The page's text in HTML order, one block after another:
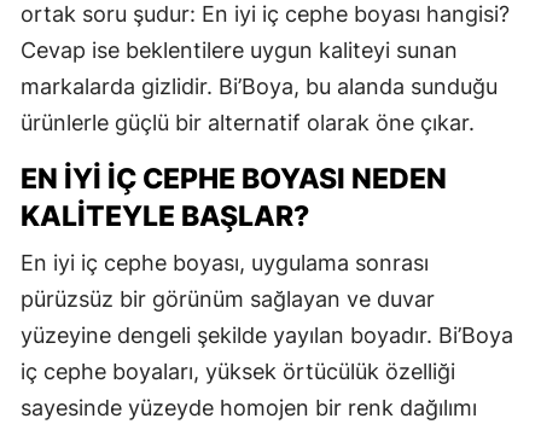
ortak soru şudur: En iyi iç cephe boyası hangisi?
Cevap ise beklentilere uygun kaliteyi sunan
markalarda gizlidir. Bi’Boya, bu alanda sunduğu
ürünlerle güçlü bir alternatif olarak öne çıkar.
EN İYI İÇ CEPHE BOYASI NEDEN
KALITEYLE BAŞLAR?
En iyi iç cephe boyası, uygulama sonrası
pürüzsüz bir görünüm sağlayan ve duvar
yüzeyine dengeli şekilde yayılan boyadır. Bi’Boya
iç cephe boyaları, yüksek örtücülük özelliği
sayesinde yüzeyde homojen bir renk dağılımı